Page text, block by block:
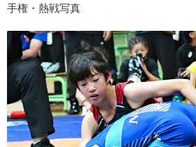
手権・熱戦写真